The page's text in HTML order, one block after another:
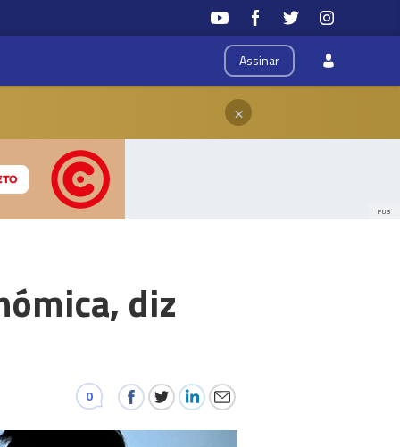
Assinar
×
PUB
diz
0